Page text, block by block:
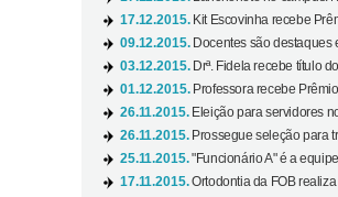
17.12.2015. Kit Escovinha recebe
09.12.2015. Docentes são destaques
03.12.2015. Drª. Fidela recebe título
01.12.2015. Professora recebe
26.11.2015. Eleição para servidores
26.11.2015. Prossegue seleção para
25.11.2015."Funcionário A" é a
17.11.2015.Ortodontia da FOB